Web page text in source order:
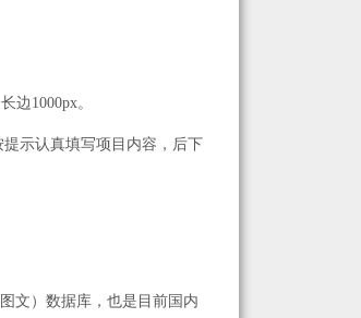
边1000px。
提示认真填写项目内容，后下
文）数据库，也是目前国内